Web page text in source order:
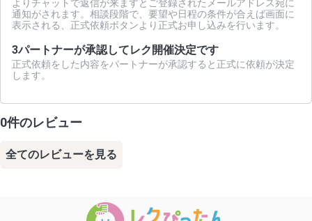
よりチャットで返信が来ますとご登録されたメールアドレス宛に
通知がされます。相談段階で、要望や日程の条件が合えば画面に
表示される、正式依頼ボタンより正式お申し込みを行います。
3パートナーが承認してレク開催決定です
正式依頼をした内容をパートナーが承認すると正式に依頼が決定
します。
0件のレビュー
全てのレビューを見る